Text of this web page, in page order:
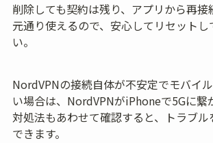
削除しても契約は残り、アプリから再接
元通り使えるので、安心してリセットし
い。
NordVPNの接続自体が不安定でモバイ
い場合は、NordVPNがiPhoneで5Gに繋
対処法もあわせて確認すると、トラブ
できます。